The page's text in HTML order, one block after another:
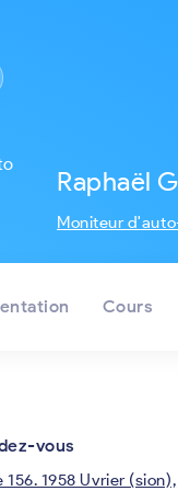
Raphaël
Moniteur
Cours
vous
1958 Uvrier (sion),